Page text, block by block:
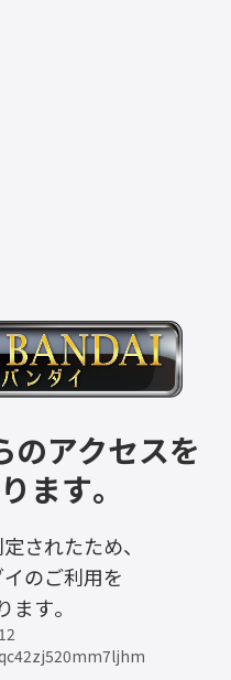
のアクセスを
ます。
されたため、
のご利用を
ます。